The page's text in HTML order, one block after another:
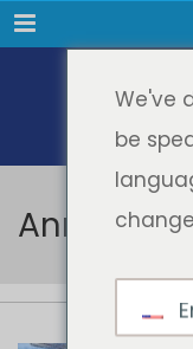
Meniul
Ann
We've
be